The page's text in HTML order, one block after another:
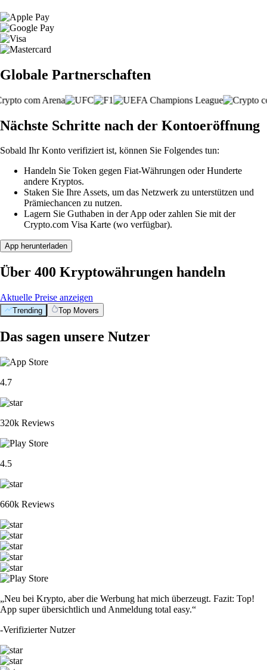
Globale Partnerschaften
Nächste Schritte nach der Kontoeröffnung
Sobald Ihr Konto verifiziert ist, können Sie Folgendes tun:
Handeln Sie Token gegen Fiat-Währungen oder Hunderte
andere Kryptos.
Staken Sie Ihre Assets, um das Netzwerk zu unterstützen und
Prämiechancen zu nutzen.
Lagern Sie Guthaben in der App oder zahlen Sie mit der
Crypto.com Visa Karte (wo verfügbar).
App herunterladen
Über 400 Kryptowährungen handeln
Aktuelle Preise anzeigen
Trending Top Movers
Das sagen unsere Nutzer
4.7
320k Reviews
4.5
660k Reviews
„Neu bei Krypto, aber die Werbung hat mich überzeugt. Fazit: Top!
App super übersichtlich und Anmeldung total easy.“
-Verifizierter Nutzer